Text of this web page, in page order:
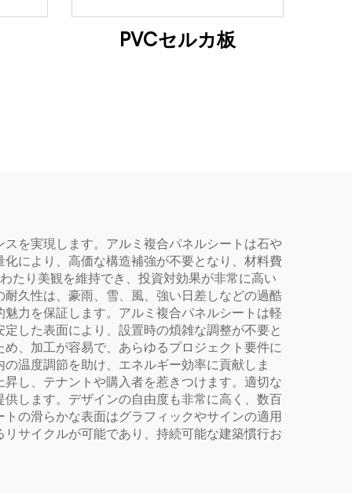
PVCセルカ板
を実現します。アルミ複合パネルシートは石や
により、高価な構造補強が不要となり、材料費
たり美観を維持でき、投資対効果が非常に高い
久性は、豪雨、雪、風、強い日差しなどの過酷
力を保証します。アルミ複合パネルシートは軽
した表面により、設置時の煩雑な調整が不要と
、加工が容易で、あらゆるプロジェクト要件に
温度調節を助け、エネルギー効率に貢献しま
し、テナントや購入者を惹きつけます。適切な
します。デザインの自由度も非常に高く、数百
の滑らかな表面はグラフィックやサインの適用
サイクルが可能であり、持続可能な建築慣行お